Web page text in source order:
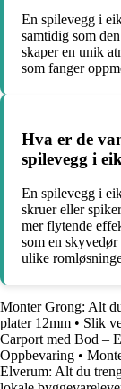
En spilevegg i
samtidig som
skaper en unik
som fanger
Hva er de
spilevegg i
En spilevegg i
skruer eller
mer flytende
som en
ulike
Monter Grong: Alt
plater 12mm • Slik
Carport med Bod –
Oppbevaring •
Elverum: Alt du